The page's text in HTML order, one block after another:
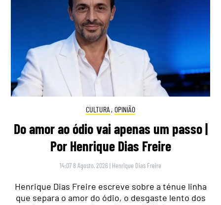
CULTURA , OPINIÃO
Do amor ao ódio vai apenas um passo |
Por Henrique Dias Freire
14:07 8 Agosto, 2026 | Henrique Dias Freire
Henrique Dias Freire escreve sobre a ténue linha
que separa o amor do ódio, o desgaste lento dos